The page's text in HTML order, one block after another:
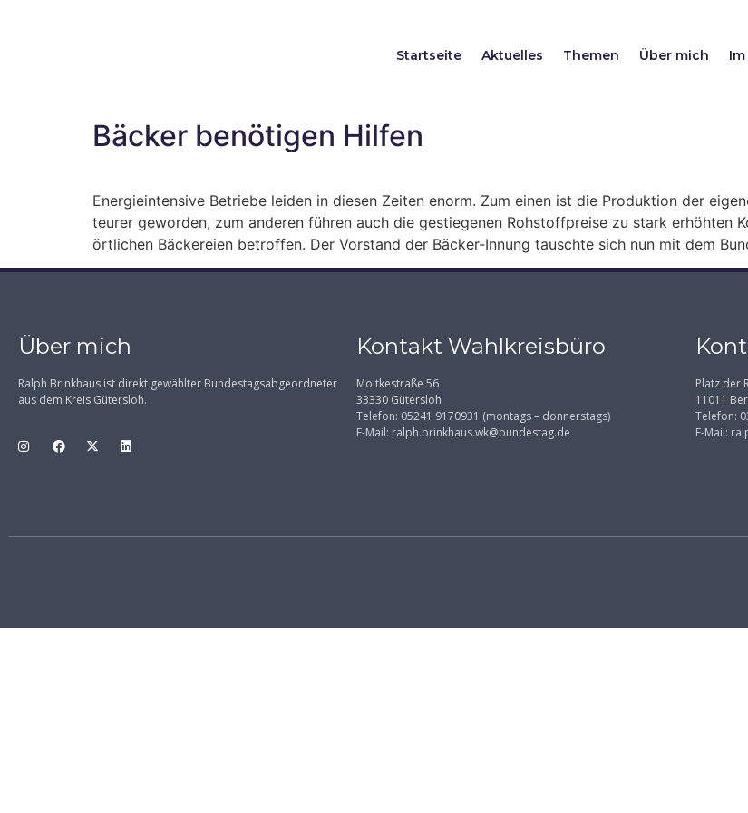
Startseite Aktuelles Themen Über mich
Bäcker benötigen Hilfen
Energieintensive Betriebe leiden in diesen Zeiten enorm. Zum einen ist die Produktion der
teurer geworden, zum anderen führen auch die gestiegenen Rohstoffpreise zu stark erhöhten
örtlichen Bäckereien betroffen. Der Vorstand der Bäcker-Innung tauschte sich nun mit dem
Über mich
Ralph Brinkhaus ist direkt gewählter Bundestagsabgeordneter
aus dem Kreis Gütersloh.
Kontakt Wahlkreisbüro
Moltkestraße 56
33330 Gütersloh
Telefon: 05241 9170931 (montags – donnerstags)
E-Mail: ralph.brinkhaus.wk@bundestag.de
Platz der
11011
Telefon:
E-Mail: